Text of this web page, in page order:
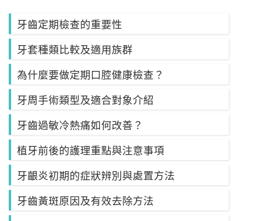
牙齒定期檢查的重要性
牙套種類比較及適用族群
為什麼要做定期口腔健康檢查？
牙周手術類型及適合對象介紹
牙齒過敏冷熱痛如何改善？
植牙前後的護理重點與注意事項
牙齦炎初期的症狀辨別與處置方法
牙齒黃斑原因及有效去除方法